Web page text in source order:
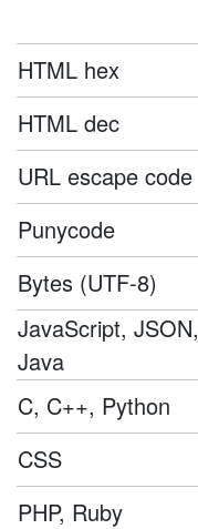
HTML hex
HTML dec
URL escape code
Punycode
Bytes (UTF-8)
JavaScript, JSON,
Java
C, C++, Python
CSS
PHP, Ruby